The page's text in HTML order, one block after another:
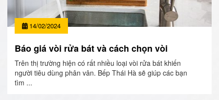
14/02/2024
Báo giá vòi rửa bát và cách chọn vòi
Trên thị trường hiện có rất nhiều loại vòi rửa bát khiến
người tiêu dùng phân vân. Bếp Thái Hà sẽ giúp các bạn
tìm ...